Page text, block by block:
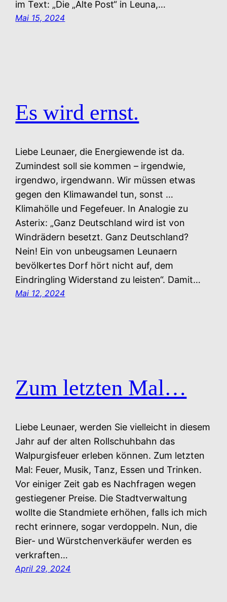
im Text: „Die „Alte Post“ in Leuna,…
Mai 15, 2024
Es wird ernst.
Liebe Leunaer, die Energiewende ist da.
Zumindest soll sie kommen – irgendwie,
irgendwo, irgendwann. Wir müssen etwas
gegen den Klimawandel tun, sonst …
Klimahölle und Fegefeuer. In Analogie zu
Asterix: „Ganz Deutschland wird ist von
Windrädern besetzt. Ganz Deutschland?
Nein! Ein von unbeugsamen Leunaern
bevölkertes Dorf hört nicht auf, dem
Eindringling Widerstand zu leisten“. Damit…
Mai 12, 2024
Zum letzten Mal…
Liebe Leunaer, werden Sie vielleicht in diesem
Jahr auf der alten Rollschuhbahn das
Walpurgisfeuer erleben können. Zum letzten
Mal: Feuer, Musik, Tanz, Essen und Trinken.
Vor einiger Zeit gab es Nachfragen wegen
gestiegener Preise. Die Stadtverwaltung
wollte die Standmiete erhöhen, falls ich mich
recht erinnere, sogar verdoppeln. Nun, die
Bier- und Würstchenverkäufer werden es
verkraften…
April 29, 2024